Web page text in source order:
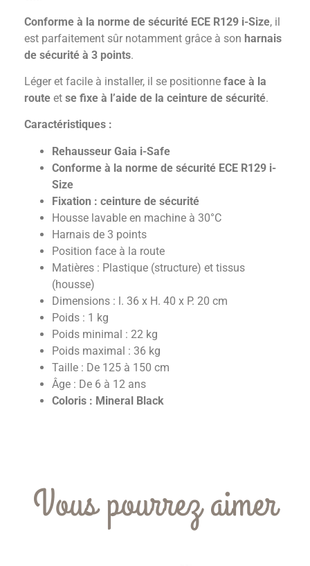
Conforme à la norme de sécurité ECE R129 i-Size, il
est parfaitement sûr notamment grâce à son harnais
de sécurité à 3 points.
Léger et facile à installer, il se positionne face à la
route et se fixe à l’aide de la ceinture de sécurité.
Caractéristiques :
Rehausseur Gaia i-Safe
Conforme à la norme de sécurité ECE R129 i-
Size
Fixation : ceinture de sécurité
Housse lavable en machine à 30°C
Harnais de 3 points
Position face à la route
Matières : Plastique (structure) et tissus
(housse)
Dimensions : l. 36 x H. 40 x P. 20 cm
Poids : 1 kg
Poids minimal : 22 kg
Poids maximal : 36 kg
Taille : De 125 à 150 cm
Âge : De 6 à 12 ans
Coloris : Mineral Black
Vous pourrez aimer